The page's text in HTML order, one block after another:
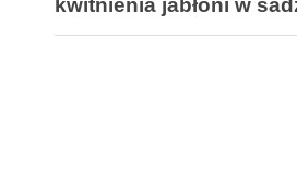
kwitnienia jabłoni w